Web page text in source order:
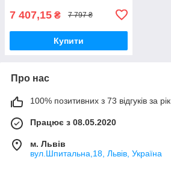
7 407,15 ₴ 7 797 ₴
Купити
Про нас
100% позитивних з 73 відгуків за рік
Працює з 08.05.2020
м. Львів
вул.Шпитальна,18, Львів, Україна